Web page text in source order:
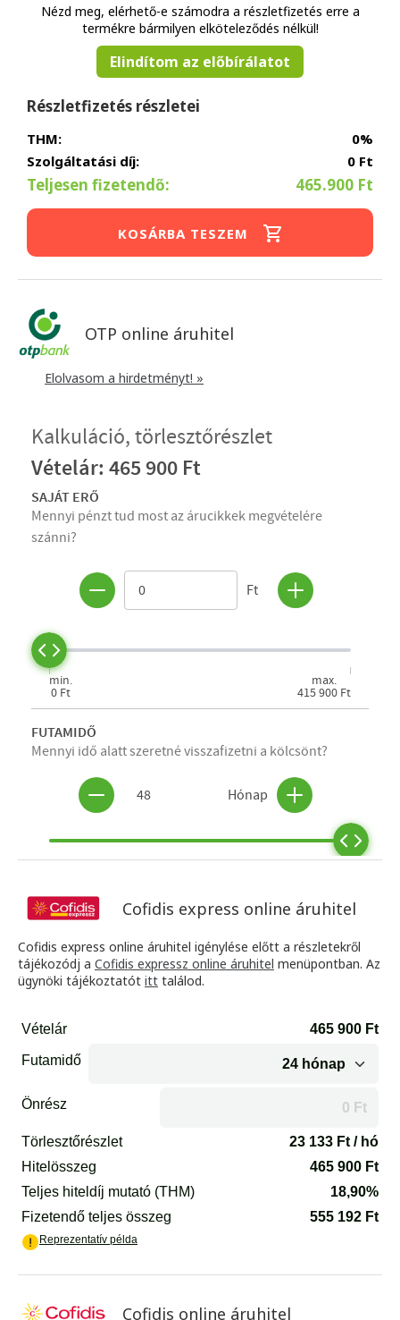
Nézd meg, elérhető-e számodra a részletfizetés erre a
termékre bármilyen elköteleződés nélkül!
Elindítom az előbírálatot
Részletfizetés részletei
THM:
0%
Szolgáltatási díj:
0 Ft
Teljesen fizetendő: 465.900 Ft
KOSÁRBA TESZEM
OTP online áruhitel
Elolvasom a hirdetményt! »
Cofidis express online áruhitel
Cofidis express online áruhitel igénylése előtt a részletekről
tájékozódj a Cofidis expressz online áruhitel menüpontban. Az
ügynöki tájékoztatót itt találod.
Cofidis online áruhitel